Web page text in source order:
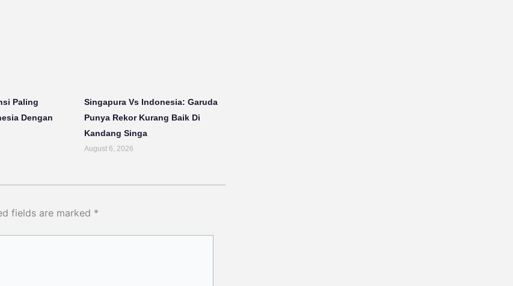
Paling
Dengan
Singapura Vs Indonesia: Garuda
Punya Rekor Kurang Baik Di
Kandang Singa
August 6, 2026
fields are marked *